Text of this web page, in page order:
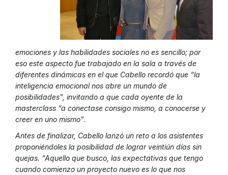
emociones y las habilidades sociales no es sencillo; por
eso este aspecto fue trabajado en la sala a través de
diferentes dinámicas en el que Cabello recordó que “la
inteligencia emocional nos abre un mundo de
posibilidades”, invitando a que cada oyente de la
masterclass “a conectase consigo mismo, a conocerse y
creer en uno mismo”.
Antes de finalizar, Cabello lanzó un reto a los asistentes
proponiéndoles la posibilidad de lograr veintiún días sin
quejas. “Aquello que busco, las expectativas que tengo
cuando comienzo un proyecto nuevo es lo que nos